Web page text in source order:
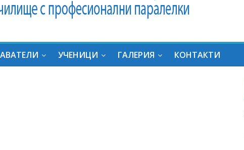
с
УЧЕНИЦИ ГАЛЕРИЯ КОНТАКТИ